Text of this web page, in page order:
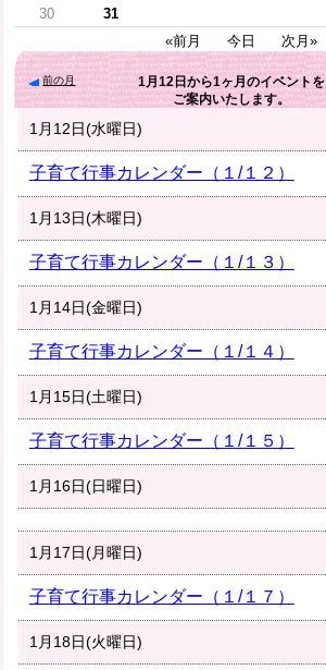
30
31
«前月
今日 次月»
前の月 1月12日 から1ヶ月のイベントを
ご案内いたします。
1月12日(水曜日)
子育て行事カレンダー（１/１２）
1月13日(木曜日)
子育て行事カレンダー（１/１３）
1月14日(金曜日)
子育て行事カレンダー（１/１４）
1月15日(土曜日)
子育て行事カレンダー（１/１５）
1月16日(日曜日)
1月17日(月曜日)
子育て行事カレンダー（１/１７）
1月18日(火曜日)